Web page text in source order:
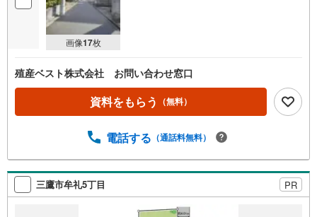
画像17枚
殖産ベスト株式会社 お問い合わせ窓口
資料をもらう （無料）
電話する （通話料無料）
三鷹市牟礼5丁目 PR